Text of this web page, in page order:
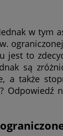
w tym
jest to
są
a także
Odpowiedź